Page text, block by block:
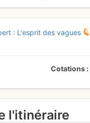
: L'esprit des vagues
Cotations
l'itinéraire